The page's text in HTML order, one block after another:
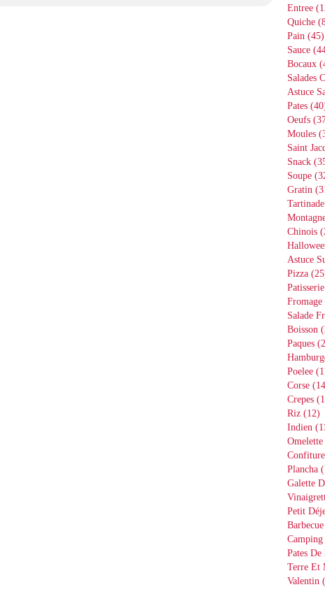
Entree
Quiche
Pain (45)
Sauce
Bocaux
Salades
Astuce
Pates
Oeufs
Moules
Saint
Snack
Soupe
Gratin
Tartinade
Chinois
Astuce
Pizza
Patisserie
Fromage
Salade
Boisson
Paques
Poelee
Corse
Crepes
Riz (12)
Indien
Omelette
Confiture
Plancha
Galette
Petit
Barbecue
Camping
Pates
Terre Et
Valentin